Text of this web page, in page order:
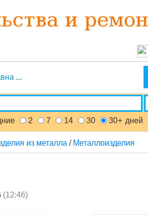
...
2 7 14 30 30+ дней
из металла / Металлоизделия
(12:46)